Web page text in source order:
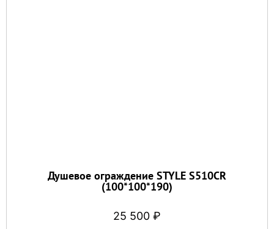
Душевое ограждение STYLE S510CR
(100*100*190)
25 500 ₽